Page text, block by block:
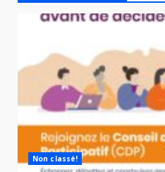
Non classé!